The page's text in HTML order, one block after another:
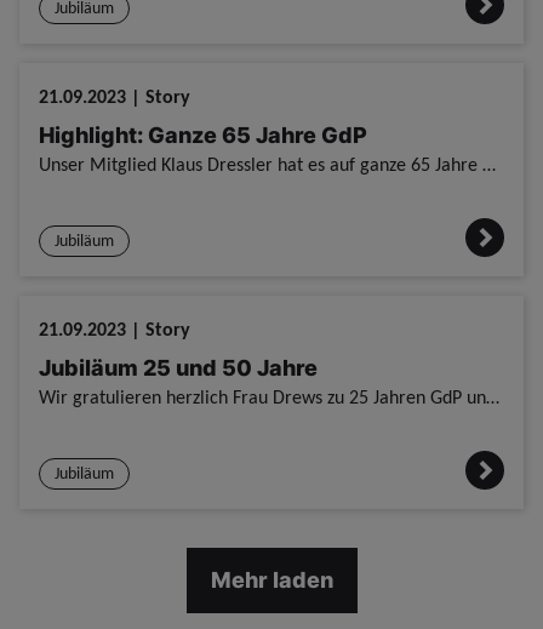
Jubiläum
21.09.2023 | Story
Highlight: Ganze 65 Jahre GdP
Unser Mitglied Klaus Dressler hat es auf ganze 65 Jahre Mitgliedschaft gebracht. Highlight: Ganze 65 Jahre GdP / Das gibt es nicht alle Tage. 65 Jahre Mitgliedschaft in der Gewerkschaft der Polizei. /
Jubiläum
21.09.2023 | Story
Jubiläum 25 und 50 Jahre
Wir gratulieren herzlich Frau Drews zu 25 Jahren GdP und Herrn Günther zu stolzen 50 Jahren GdP Jubiläum 25 und 50 Jahre / / Zu insgesamt 75 Jahren Mitgliedschaft gratuliert die KG Potsdam. / Die
Jubiläum
Mehr laden